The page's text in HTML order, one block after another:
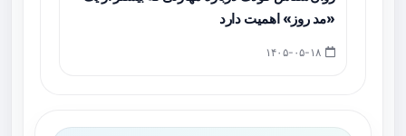
«مد روز» اهمیت دارد